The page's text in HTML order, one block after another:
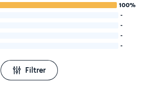
100%
-
-
-
-
Filtrer